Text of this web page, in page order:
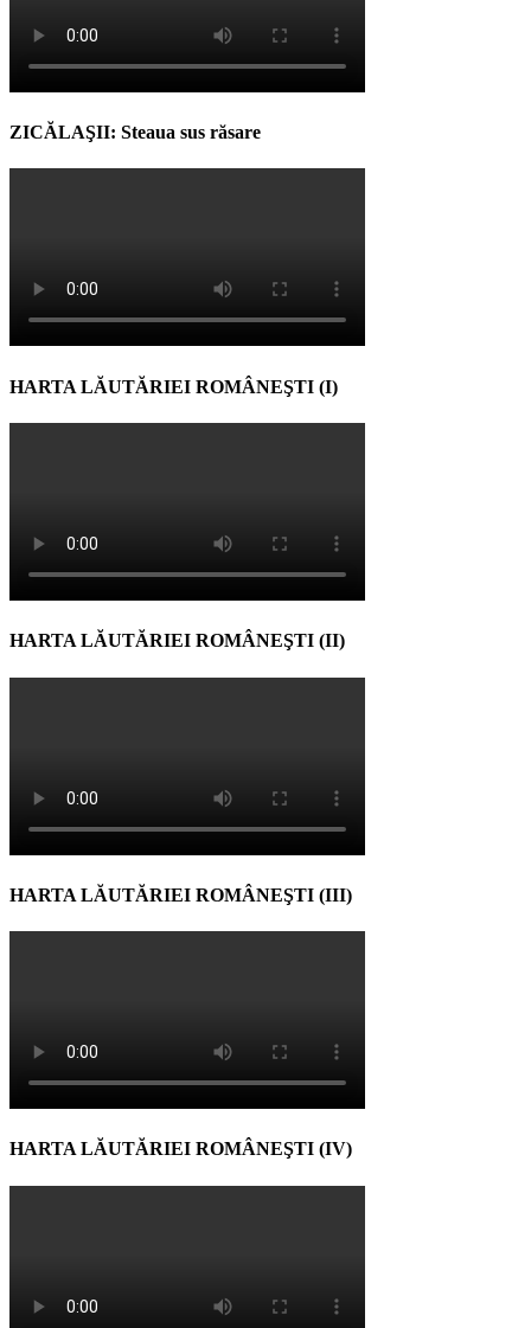
ZICĂLAŞII: Steaua sus răsare
HARTA LĂUTĂRIEI ROMÂNEŞTI (I)
HARTA LĂUTĂRIEI ROMÂNEŞTI (II)
HARTA LĂUTĂRIEI ROMÂNEŞTI (III)
HARTA LĂUTĂRIEI ROMÂNEŞTI (IV)